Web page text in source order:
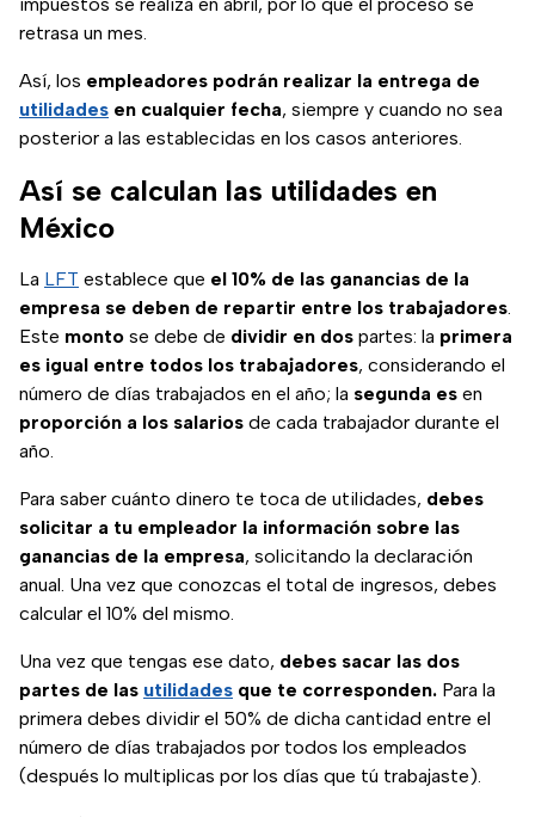
retrasa un mes.
Así, los empleadores podrán realizar la entrega de
utilidades en cualquier fecha, siempre y cuando no sea
posterior a las establecidas en los casos anteriores.
Así se calculan las utilidades en
México
La LFT establece que el 10% de las ganancias de la
empresa se deben de repartir entre los trabajadores.
Este monto se debe de dividir en dos partes: la primera
es igual entre todos los trabajadores, considerando el
número de días trabajados en el año; la segunda es en
proporción a los salarios de cada trabajador durante el
año.
Para saber cuánto dinero te toca de utilidades, debes
solicitar a tu empleador la información sobre las
ganancias de la empresa, solicitando la declaración
anual. Una vez que conozcas el total de ingresos, debes
calcular el 10% del mismo.
Una vez que tengas ese dato, debes sacar las dos
partes de las utilidades que te corresponden. Para la
primera debes dividir el 50% de dicha cantidad entre el
número de días trabajados por todos los empleados
(después lo multiplicas por los días que tú trabajaste).